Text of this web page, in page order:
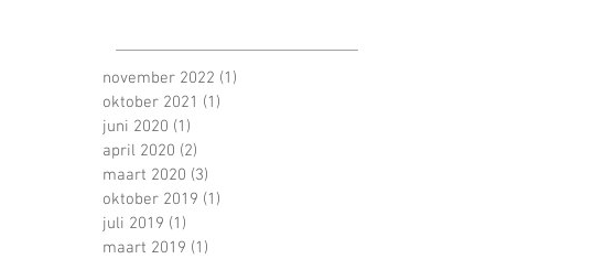
november 2022 (1)
oktober 2021 (1)
juni 2020 (1)
april 2020 (2)
maart 2020 (3)
oktober 2019 (1)
juli 2019 (1)
maart 2019 (1)